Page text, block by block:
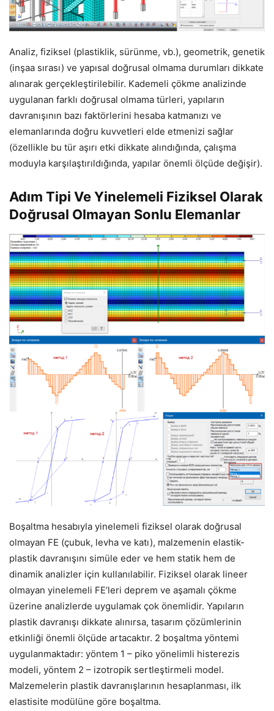
Analiz, fiziksel (plastiklik, sürünme, vb.), geometrik, genetik
(inşaa sırası) ve yapısal doğrusal olmama durumları dikkate
alınarak gerçekleştirilebilir. Kademeli çökme analizinde
uygulanan farklı doğrusal olmama türleri, yapıların
davranışının bazı faktörlerini hesaba katmanızı ve
elemanlarında doğru kuvvetleri elde etmenizi sağlar
(özellikle bu tür aşırı etki dikkate alındığında, çalışma
moduyla karşılaştırıldığında, yapılar önemli ölçüde değişir).
Adım Tipi Ve Yinelemeli Fiziksel Olarak
Doğrusal Olmayan Sonlu Elemanlar
Boşaltma hesabıyla yinelemeli fiziksel olarak doğrusal
olmayan FE (çubuk, levha ve katı), malzemenin elastik-
plastik davranışını simüle eder ve hem statik hem de
dinamik analizler için kullanılabilir. Fiziksel olarak lineer
olmayan yinelemeli FE’leri deprem ve aşamalı çökme
üzerine analizlerde uygulamak çok önemlidir. Yapıların
plastik davranışı dikkate alınırsa, tasarım çözümlerinin
etkinliği önemli ölçüde artacaktır. 2 boşaltma yöntemi
uygulanmaktadır: yöntem 1 – piko yönelimli histerezis
modeli, yöntem 2 – izotropik sertleştirmeli model.
Malzemelerin plastik davranışlarının hesaplanması, ilk
elastisite modülüne göre boşaltma.